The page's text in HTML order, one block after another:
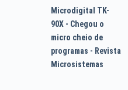
Microdigital TK-
90X - Chegou o
micro cheio de
programas - Revista
Microsistemas